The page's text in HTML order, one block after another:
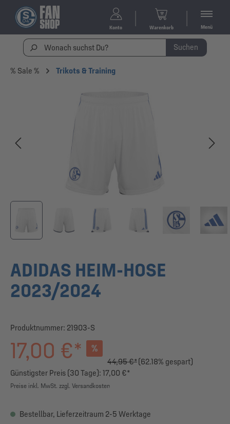
Konto Warenkorb Menü
Suchen
% Sale % Trikots & Training
ADIDAS HEIM-HOSE
2023/2024
Produktnummer: 21903-S
17,00 €* %
44,95 €*(62.18% gespart)
Günstigster Preis (30 Tage): 17,00 €*
Preise inkl. MwSt. zzgl. Versandkosten
Bestellbar, Lieferzeitraum 2-5 Werktage